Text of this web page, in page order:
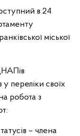
в 24
міської
у переліки своїх
робота з
– члена